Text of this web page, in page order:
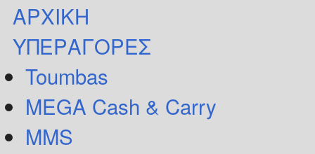
ΑΡΧΙΚΗ
ΥΠΕΡΑΓΟΡΕΣ
Toumbas
MEGA Cash & Carry
MMS